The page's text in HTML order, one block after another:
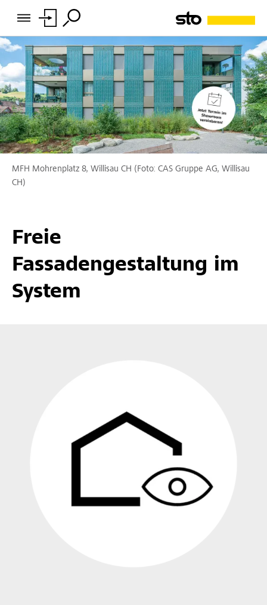
MFH Mohrenplatz 8, Willisau CH (Foto: CAS Gruppe AG, Willisau
CH)
Freie
Fassadengestaltung im
System